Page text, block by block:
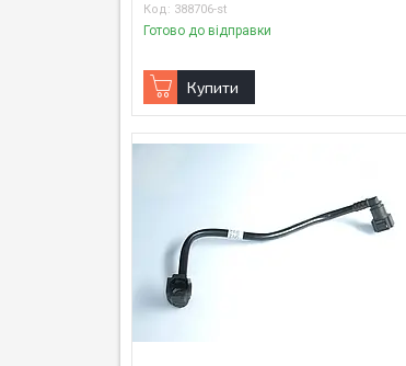
388706-st
Готово до відправки
Купити